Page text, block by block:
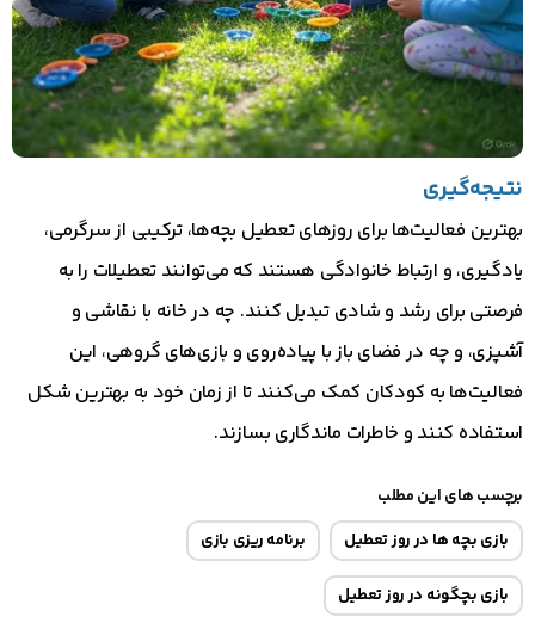
نتیجه‌گیری
بهترین فعالیت‌ها برای روزهای تعطیل بچه‌ها، ترکیبی از سرگرمی،
یادگیری، و ارتباط خانوادگی هستند که می‌توانند تعطیلات را به
فرصتی برای رشد و شادی تبدیل کنند. چه در خانه با نقاشی و
آشپزی، و چه در فضای باز با پیاده‌روی و بازی‌های گروهی، این
فعالیت‌ها به کودکان کمک می‌کنند تا از زمان خود به بهترین شکل
استفاده کنند و خاطرات ماندگاری بسازند.
برچسب های این مطلب
بازی بچه ها در روز تعطیل
برنامه ریزی بازی
بازی بچگونه در روز تعطیل